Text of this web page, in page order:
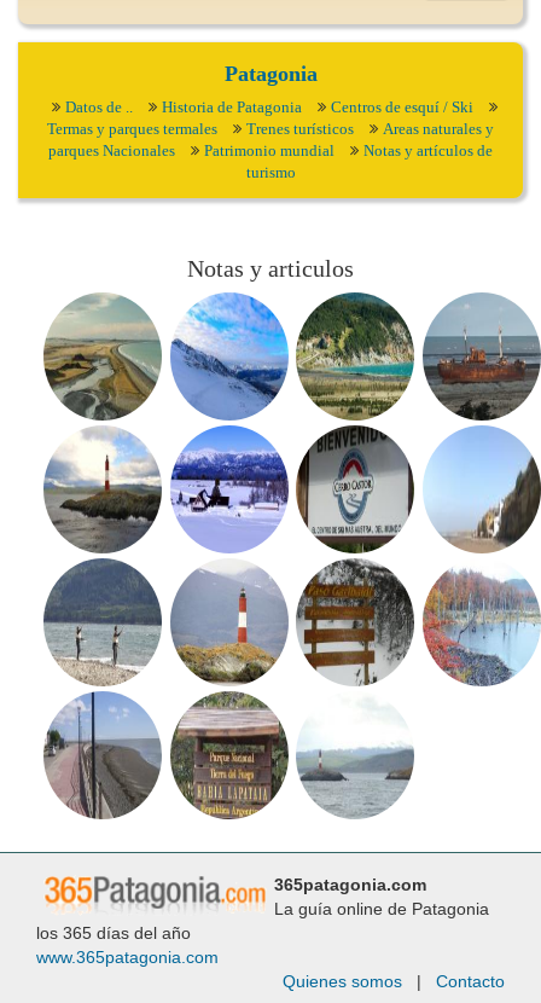
Patagonia
Datos de .. Historia de Patagonia
Centros de esquí / Ski
Termas y parques termales
Trenes turísticos
Areas naturales y
parques Nacionales
Patrimonio mundial
Notas y artículos de
turismo
Notas y articulos
365patagonia.com
La guía online de Patagonia
los 365 días del año
www.365patagonia.com
Quienes somos | Contacto